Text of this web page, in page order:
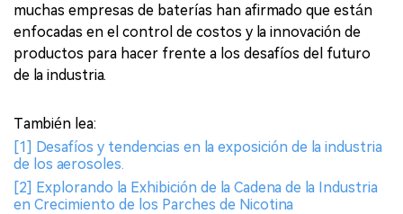
muchas empresas de baterías han afirmado que están
enfocadas en el control de costos y la innovación de
productos para hacer frente a los desafíos del futuro
de la industria.
También lea:
[1] Desafíos y tendencias en la exposición de la industria
de los aerosoles.
[2] Explorando la Exhibición de la Cadena de la Industria
en Crecimiento de los Parches de Nicotina